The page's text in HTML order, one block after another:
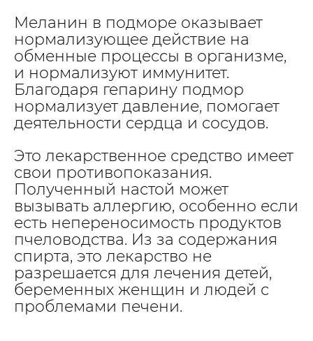
Меланин в подморе оказывает
нормализующее действие на
обменные процессы в организме,
и нормализуют иммунитет.
Благодаря гепарину подмор
нормализует давление, помогает
деятельности сердца и сосудов.
Это лекарственное средство имеет
свои противопоказания.
Полученный настой может
вызывать аллергию, особенно если
есть непереносимость продуктов
пчеловодства. Из за содержания
спирта, это лекарство не
разрешается для лечения детей,
беременных женщин и людей с
проблемами печени.